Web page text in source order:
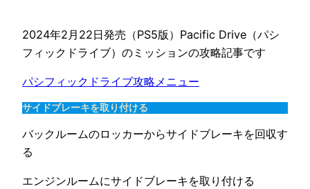
2024年2月22日発売（PS5版）Pacific Drive（パシ
フィックドライブ）のミッションの攻略記事です
パシフィックドライブ攻略メニュー
サイドブレーキを取り付ける
バックルームのロッカーからサイドブレーキを回収す
る
エンジンルームにサイドブレーキを取り付ける